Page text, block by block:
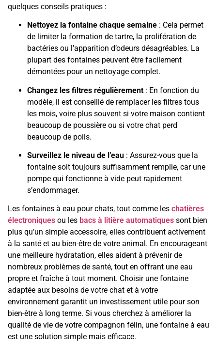
quelques conseils pratiques :
Nettoyez la fontaine chaque semaine : Cela permet
de limiter la formation de tartre, la prolifération de
bactéries ou l’apparition d’odeurs désagréables. La
plupart des fontaines peuvent être facilement
démontées pour un nettoyage complet.
Changez les filtres régulièrement : En fonction du
modèle, il est conseillé de remplacer les filtres tous
les mois, voire plus souvent si votre maison contient
beaucoup de poussière ou si votre chat perd
beaucoup de poils.
Surveillez le niveau de l’eau : Assurez-vous que la
fontaine soit toujours suffisamment remplie, car une
pompe qui fonctionne à vide peut rapidement
s’endommager.
Les fontaines à eau pour chats, tout comme les chatières
électroniques ou les bacs à litière automatiques sont bien
plus qu’un simple accessoire, elles contribuent activement
à la santé et au bien-être de votre animal. En encourageant
une meilleure hydratation, elles aident à prévenir de
nombreux problèmes de santé, tout en offrant une eau
propre et fraîche à tout moment. Choisir une fontaine
adaptée aux besoins de votre chat et à votre
environnement garantit un investissement utile pour son
bien-être à long terme. Si vous cherchez à améliorer la
qualité de vie de votre compagnon félin, une fontaine à eau
est une solution simple mais efficace.